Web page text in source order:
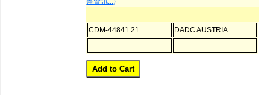
CDM-44841 21 DADC AUSTRIA